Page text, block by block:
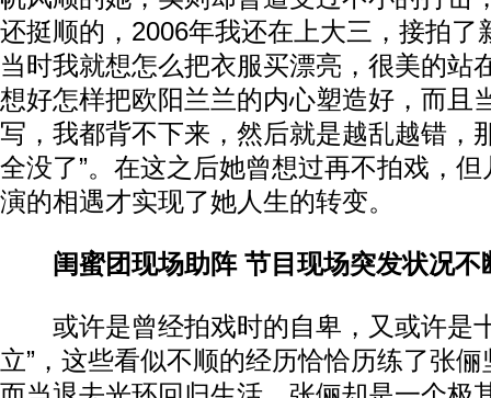
还挺顺的，2006年我还在上大三，接拍了
当时我就想怎么把衣服买漂亮，很美的站
想好怎样把欧阳兰兰的内心塑造好，而且
写，我都背不下来，然后就是越乱越错，
全没了”。在这之后她曾想过再不拍戏，
演的相遇才实现了她人生的转变。
闺蜜团现场助阵 节目现场突发状况不
或许是曾经拍戏时的自卑，又或许是
立”，这些看似不顺的经历恰恰历练了张